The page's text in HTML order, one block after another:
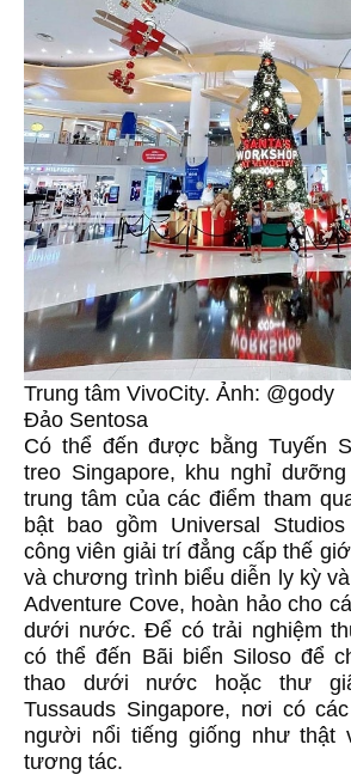
Trung tâm VivoCity. Ảnh: @gody
Đảo Sentosa
Có thể đến được bằng Tuyến
treo Singapore, khu nghỉ
trung tâm của các điểm tham
bật bao gồm Universal
công viên giải trí đẳng cấp thế
và chương trình biểu diễn ly kỳ
Adventure Cove, hoàn hảo cho
dưới nước. Để có trải nghiệm
có thể đến Bãi biển Siloso để
thao dưới nước hoặc thư
Tussauds Singapore, nơi có
người nổi tiếng giống như thật
tương tác.